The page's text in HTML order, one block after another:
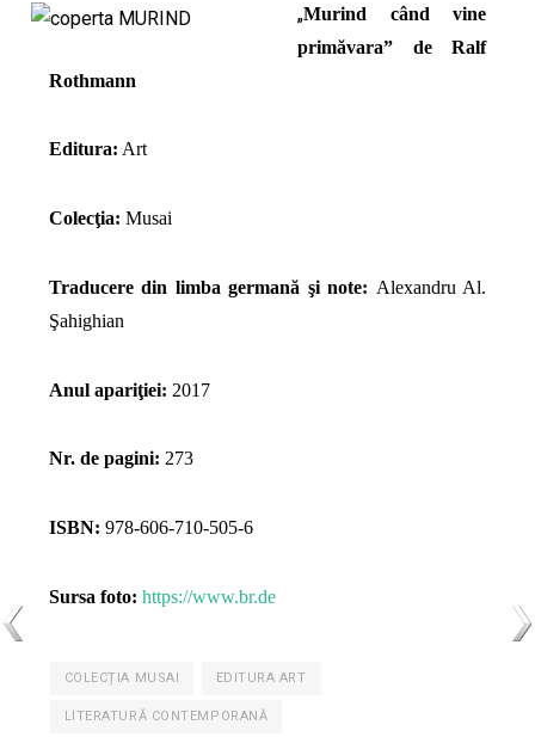
„Murind când vine
primăvara” de Ralf
Rothmann
Editura: Art
Colecţia: Musai
Traducere din limba germană şi note: Alexandru Al.
Şahighian
Anul apariţiei: 2017
Nr. de pagini: 273
ISBN: 978-606-710-505-6
Sursa foto: https://www.br.de
COLECȚIA MUSAI EDITURA ART
LITERATURĂ CONTEMPORANĂ